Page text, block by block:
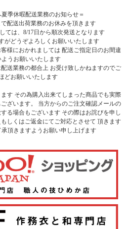
季休暇配送業務のお知らせ＝
配送出荷業務のお休みを頂きます
ては、8/17日から順次発送となります
がどうぞよろしくお願いいたします
様におかれましては 配送ご指定日のお間違
ようお願いいたします
送業務の都合上 お受け致しかねますのでご
どお願いいたします
す その為購入出来てしまった商品でも実際
ざいます。 当方からのご注文確認メールの
る場合もございます その際はお詫びを申し
しくはご返金にてご対応とさせて 頂きます
頂きますようお願い申し上げます